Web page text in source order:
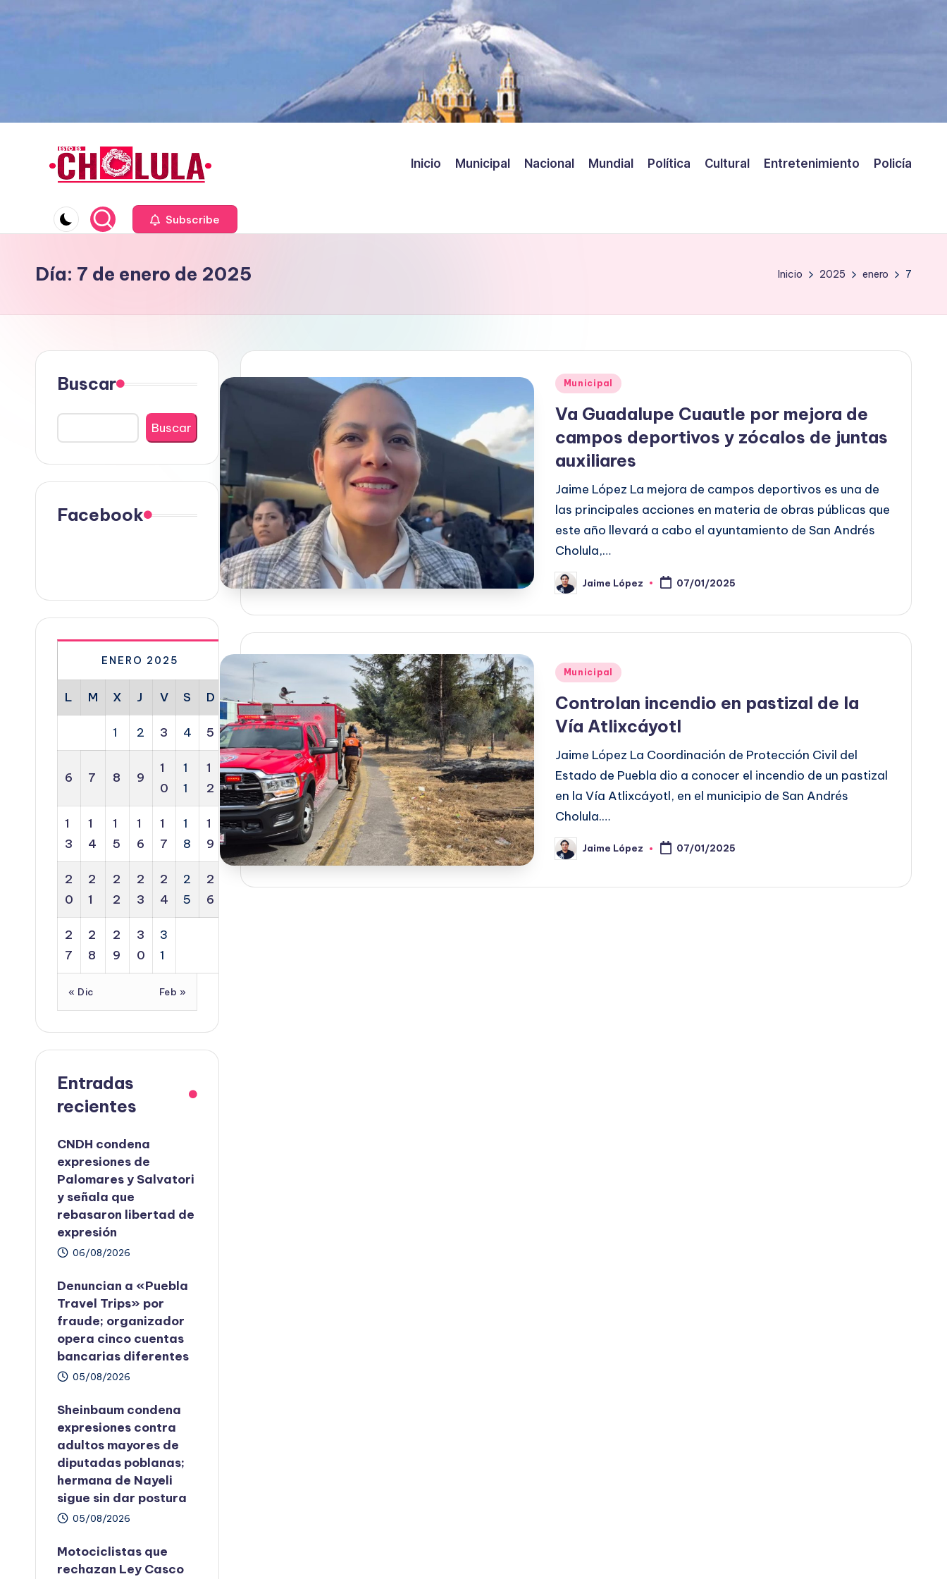
Inicio Municipal Nacional Mundial Política Cultural Entretenimiento Policía
Subscribe
Día: 7 de enero de 2025 Inicio 2025 enero 7
Publicado
Municipal
Va Guadalupe Cuautle por mejora de
campos deportivos y zócalos de juntas
auxiliares
Jaime López La mejora de campos deportivos es una de
las principales acciones en materia de obras públicas que
este año llevará a cabo el ayuntamiento de San Andrés
Cholula,…
Publicado
por
Jaime López 07/01/2025
Publicado
Municipal
Controlan incendio en pastizal de la
Vía Atlixcáyotl
Jaime López La Coordinación de Protección Civil del
Estado de Puebla dio a conocer el incendio de un pastizal
en la Vía Atlixcáyotl, en el municipio de San Andrés
Cholula.…
Publicado
por
Jaime López 07/01/2025
Buscar
Buscar
Facebook
ENERO 2025
L M X J V S D
1 2 3 4 5
6 7 8 9
1
0
1
1
1
2
1
3
1
4
1
5
1
6
1
7
1
8
1
9
2
0
2
1
2
2
2
3
2
4
2
5
2
6
2
7
2
8
2
9
3
0
3
1
« Dic Feb »
Entradas
recientes
CNDH condena
expresiones de
Palomares y Salvatori
y señala que
rebasaron libertad de
expresión
06/08/2026
Denuncian a «Puebla
Travel Trips» por
fraude; organizador
opera cinco cuentas
bancarias diferentes
05/08/2026
Sheinbaum condena
expresiones contra
adultos mayores de
diputadas poblanas;
hermana de Nayeli
sigue sin dar postura
05/08/2026
Motociclistas que
rechazan Ley Casco